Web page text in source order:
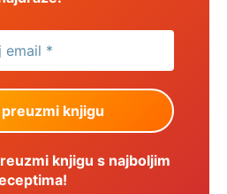
knjigu s najboljim